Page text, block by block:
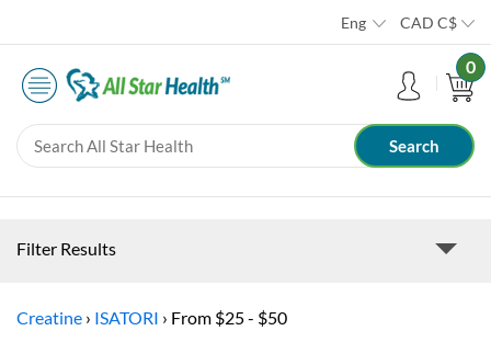
Eng CAD C$
0
Filter Results
Creatine › ISATORI › From $25 - $50